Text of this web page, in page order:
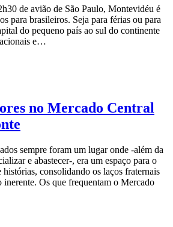
de avião de São Paulo, Montevidéu é
para brasileiros. Seja para férias ou para
do pequeno país ao sul do continente
e…
no Mercado Central
sempre foram um lugar onde -além da
e abastecer-, era um espaço para o
histórias, consolidando os laços fraternais
inerente. Os que frequentam o Mercado